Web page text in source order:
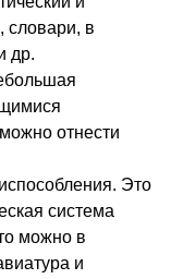
словари, в
др.
отнести
Это
система
можно в
и